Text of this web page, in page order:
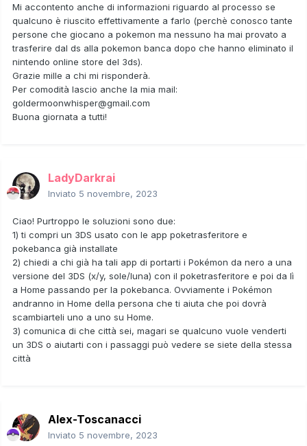
Mi accontento anche di informazioni riguardo al processo se
qualcuno è riuscito effettivamente a farlo (perchè conosco tante
persone che giocano a pokemon ma nessuno ha mai provato a
trasferire dal ds alla pokemon banca dopo che hanno eliminato il
nintendo online store del 3ds).
Grazie mille a chi mi risponderà.
Per comodità lascio anche la mia mail:
goldermoonwhisper@gmail.com
Buona giornata a tutti!
LadyDarkrai
Inviato 5 novembre, 2023
Ciao! Purtroppo le soluzioni sono due:
1) ti compri un 3DS usato con le app poketrasferitore e
pokebanca già installate
2) chiedi a chi già ha tali app di portarti i Pokémon da nero a una
versione del 3DS (x/y, sole/luna) con il poketrasferitore e poi da lì
a Home passando per la pokebanca. Ovviamente i Pokémon
andranno in Home della persona che ti aiuta che poi dovrà
scambiarteli uno a uno su Home.
3) comunica di che città sei, magari se qualcuno vuole venderti
un 3DS o aiutarti con i passaggi può vedere se siete della stessa
città
Alex-Toscanacci
Inviato 5 novembre, 2023